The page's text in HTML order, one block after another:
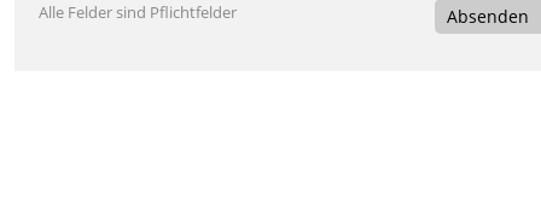
Alle Felder sind Pflichtfelder Absenden